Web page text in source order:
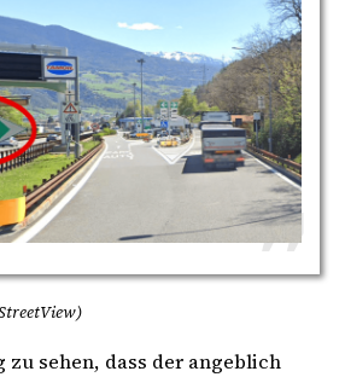
sehen, dass der angeblich